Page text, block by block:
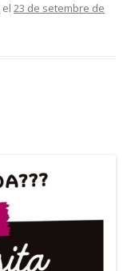
el 23 de setembre de